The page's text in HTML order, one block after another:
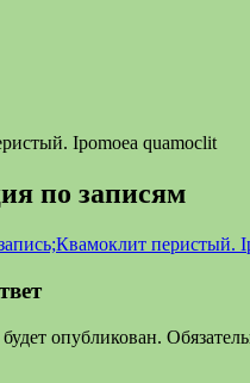
Ipomoea quamoclit
по записям
Квамоклит перистый.
опубликован.